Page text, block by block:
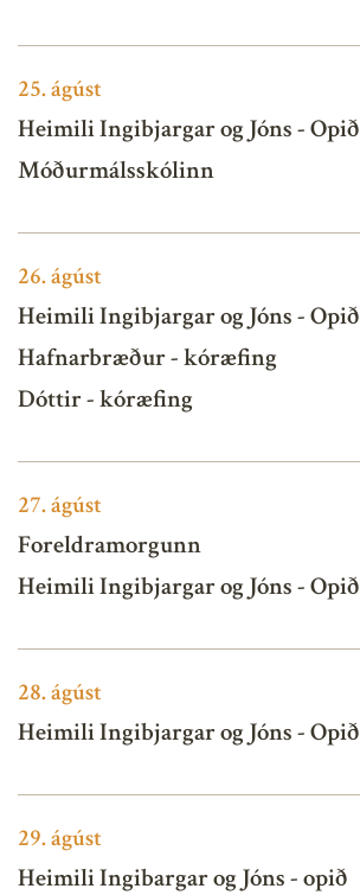
25.ágúst
Heimili Ingibjargar og Jóns - Opið
Móðurmálsskólinn
26.ágúst
Heimili Ingibjargar og Jóns - Opið
Hafnarbræður - kóræfing
Dóttir - kóræfing
27.ágúst
Foreldramorgunn
Heimili Ingibjargar og Jóns - Opið
28.ágúst
Heimili Ingibjargar og Jóns - Opið
29.ágúst
Heimili Ingibargar og Jóns - opið